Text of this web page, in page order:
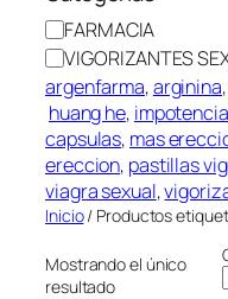
C
a
t
e
g
o
r
í
FARMACIA
VIGORIZANTES
argenfarma, arginina,
huang he,
capsulas, mas
ereccion, pastillas
viagra sexual,
Inicio/ Productos
Mostrando el único
resultado